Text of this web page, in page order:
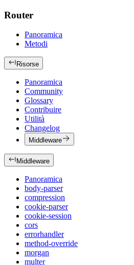
Router
Panoramica
Metodi
Risorse
Panoramica
Community
Glossary
Contribuire
Utilità
Changelog
Middleware
Middleware
Panoramica
body-parser
compression
cookie-parser
cookie-session
cors
errorhandler
method-override
morgan
multer